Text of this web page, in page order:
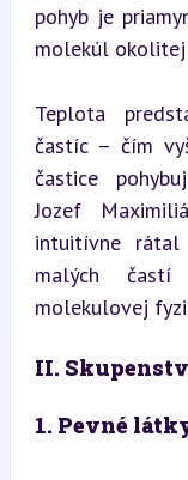
pohyb je
molekúl okolitej
Teplota
častíc – čím
častice
Jozef
intuitívne
malých
molekulovej
II.
1. Pevné